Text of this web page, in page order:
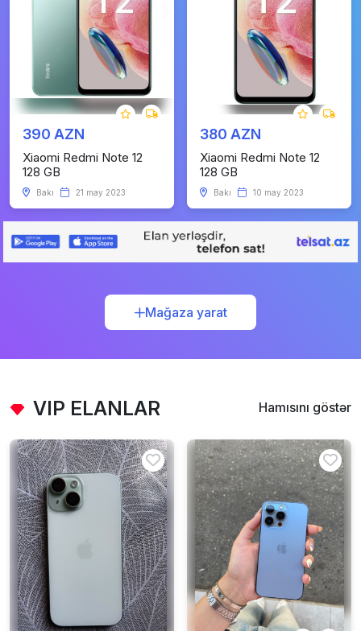
390 AZN
Xiaomi Redmi Note 12
128 GB
Bakı 21 may 2023
380 AZN
Xiaomi Redmi Note 12
128 GB
Bakı 10 may 2023
Mağaza yarat
VIP ELANLAR Hamısını göstər